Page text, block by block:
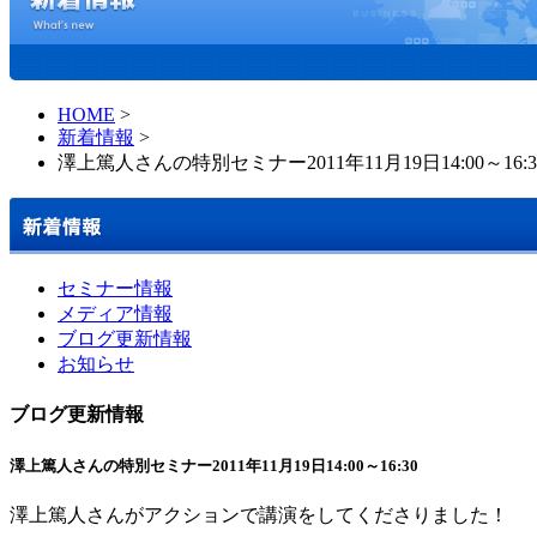
HOME >
新着情報 >
澤上篤人さんの特別セミナー2011年11月19日14:00～
セミナー情報
メディア情報
ブログ更新情報
お知らせ
ブログ更新情報
澤上篤人さんの特別セミナー2011年11月19日14:00～16:30
澤上篤人さんがアクションで講演をしてくださりました！